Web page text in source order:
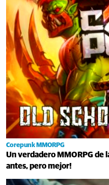
Corepunk MMORPG
Un verdadero MMORPG de
antes, pero mejor!